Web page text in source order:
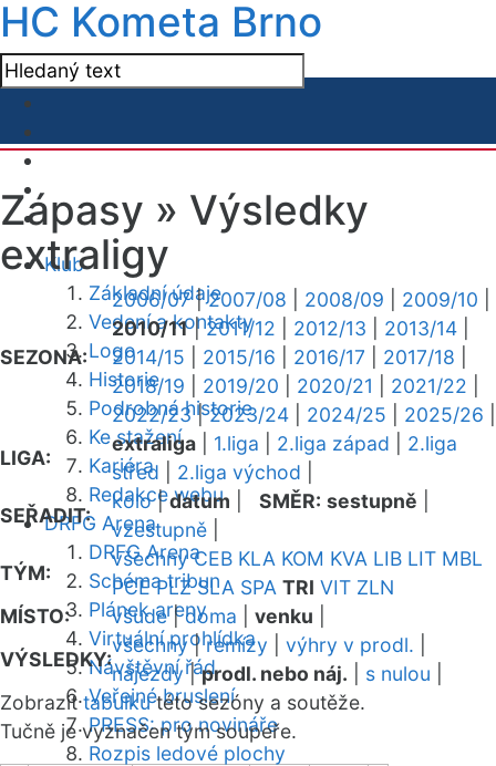
HC Kometa Brno
Klub
Základní údaje
Vedení a kontakty
Logo
Historie
Podrobná historie
Ke stažení
Kariéra
Redakce webu
DRFG Arena
DRFG Arena
Schéma tribun
Plánek areny
Virtuální prohlídka
Návštěvní řád
Veřejné bruslení
PRESS: pro novináře
Rozpis ledové plochy
Zápasy » Výsledky
extraligy
SEZONA:
2006/07|2007/08 2008/09 2009/10
2010/11|2011/12 2012/13 2013/14
2014/15
2015/16 2016/17 2017/18
2018/19
2019/20 2020/21 2021/22
2022/23|2023/24 2024/25 2025/26
LIGA:
extraliga 1.liga 2.liga západ
2.liga
střed
2.liga východ
SEŘADIT:
kolo|datum SMĚR: sestupně
vzestupně
TÝM:
všechny CEB KLA KOM KVA LIB LIT MBL
PCE PLZ SLA SPA TRI VIT ZLN
MÍSTO:
všude|doma venku
VÝSLEDKY:
všechny|remízy výhry v prodl.
nájezdy|prodl. nebo náj. s nulou
Zobrazittabulkutéto sezóny a soutěže.
Tučně je vyznačen tým soupeře.